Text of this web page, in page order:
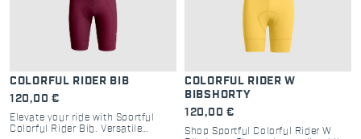
COLORFUL RIDER BIB
120,00 €
Elevate your ride with Sportful
Colorful Rider Bib. Versatile
COLORFUL RIDER W
BIBSHORTY
120,00 €
Shop Sportful Colorful Rider W